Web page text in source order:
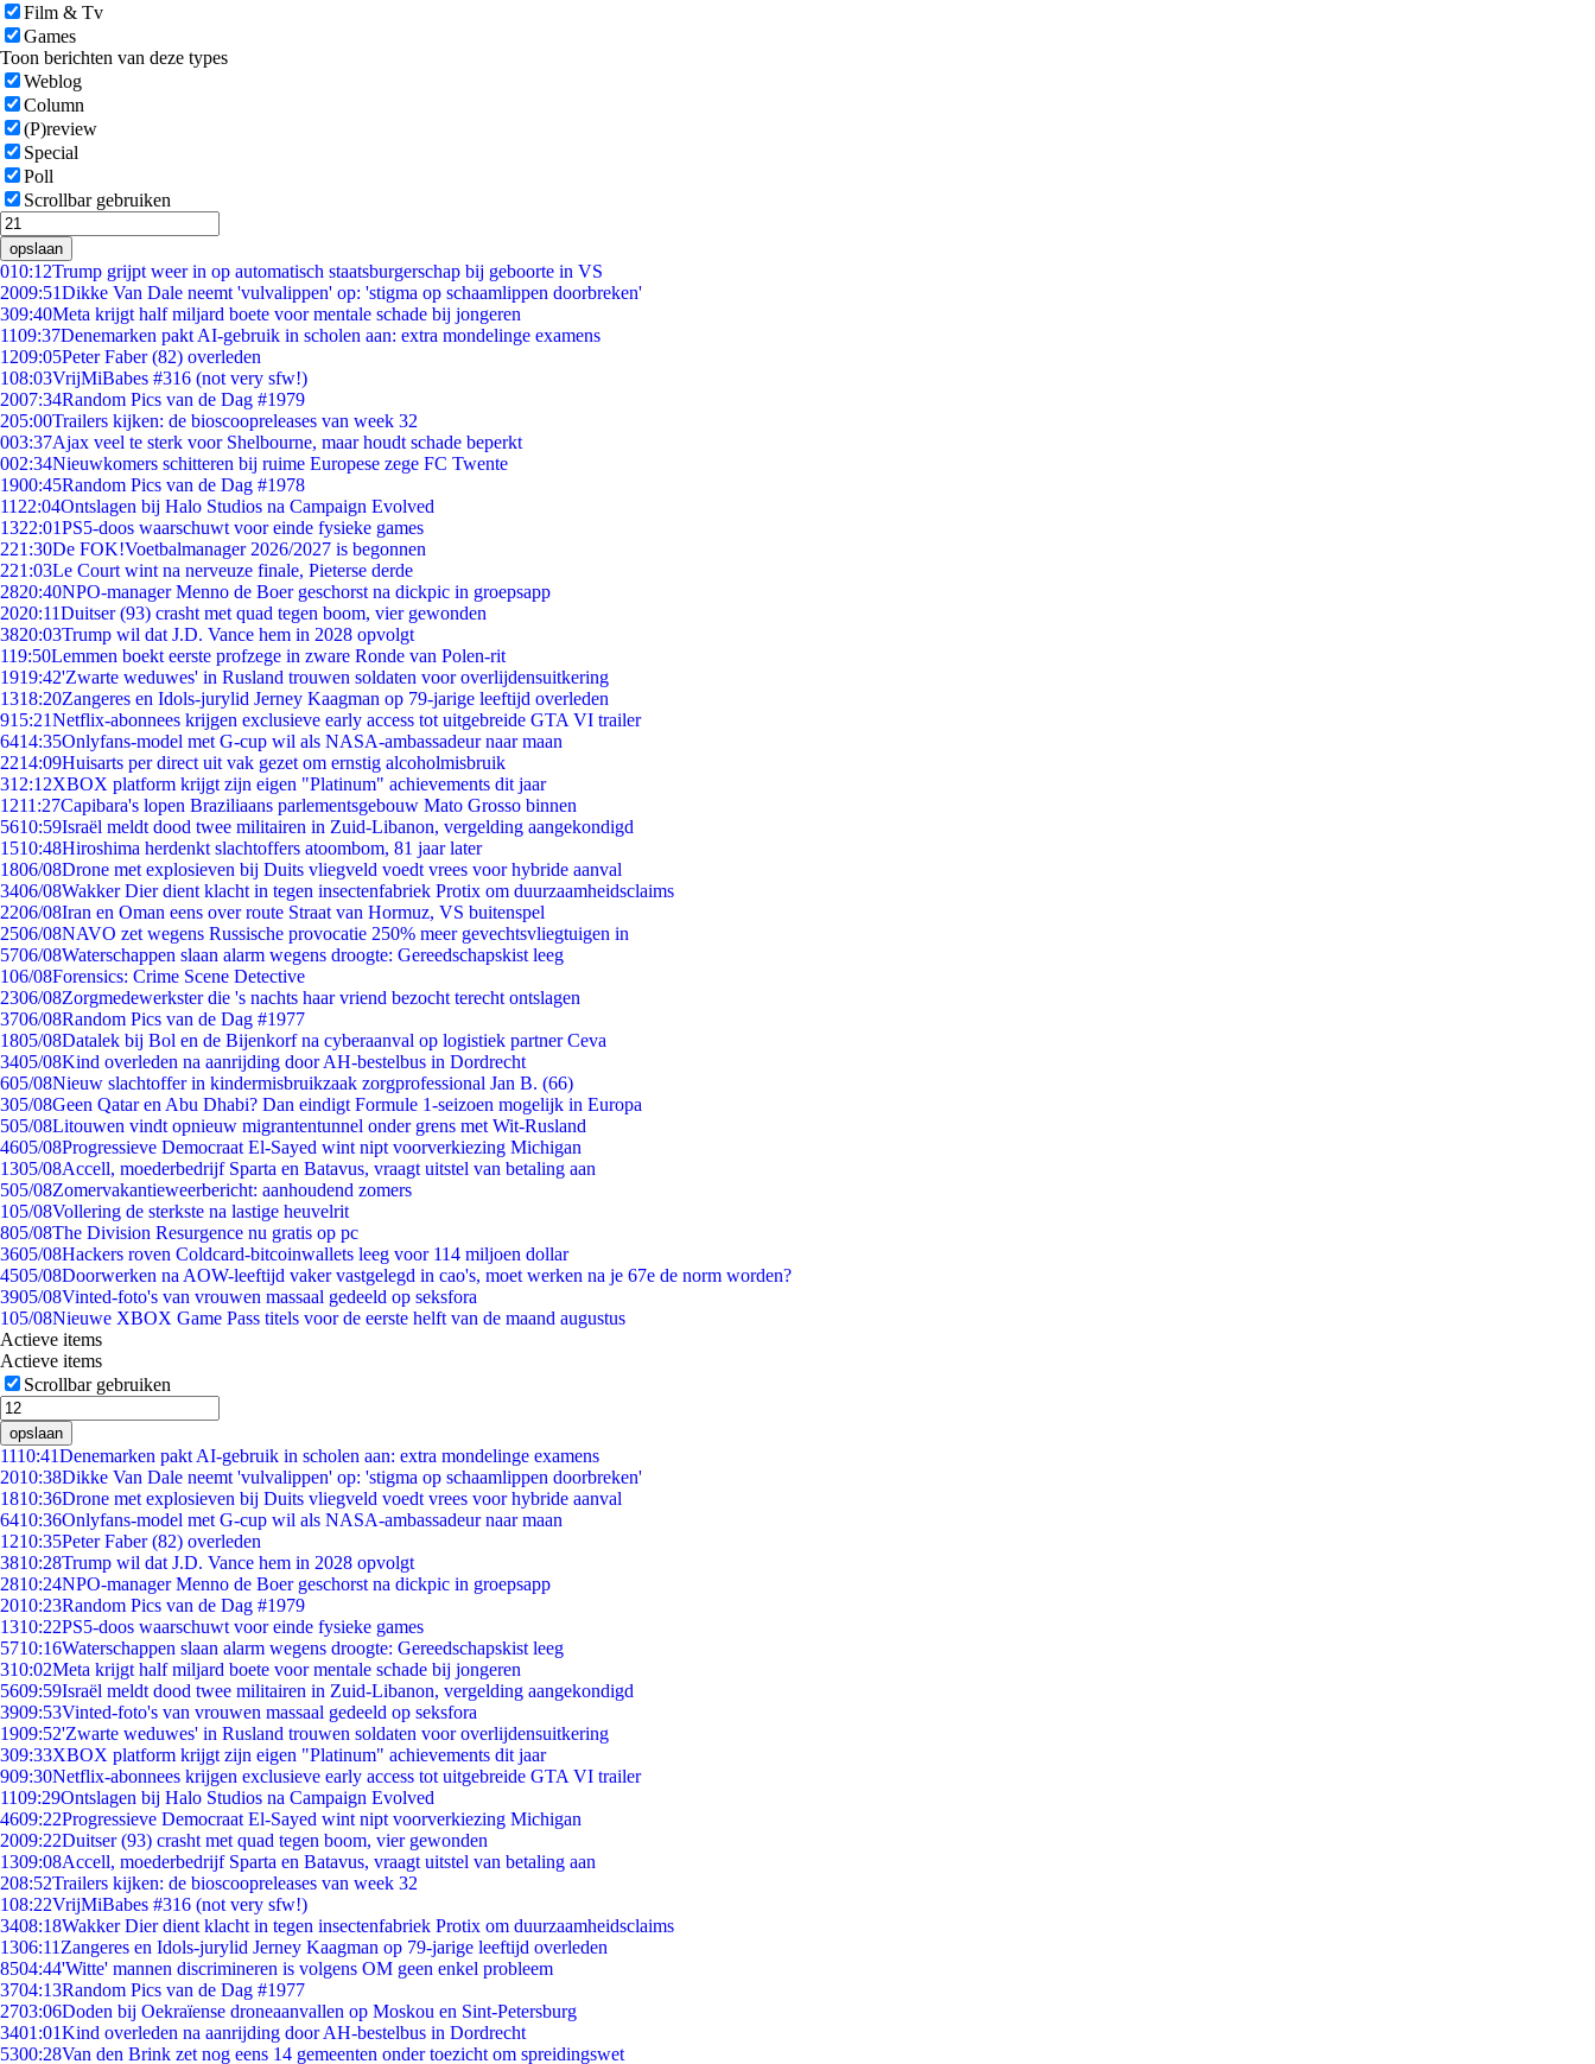
Film & Tv
Games
Toon berichten van deze types
Weblog
Column
(P)review
Special
Poll
Scrollbar gebruiken
opslaan
010:12Trump grijpt weer in op automatisch staatsburgerschap bij geboorte in VS
2009:51Dikke Van Dale neemt 'vulvalippen' op: 'stigma op schaamlippen doorbreken'
309:40Meta krijgt half miljard boete voor mentale schade bij jongeren
1109:37Denemarken pakt AI-gebruik in scholen aan: extra mondelinge examens
1209:05Peter Faber (82) overleden
108:03VrijMiBabes #316 (not very sfw!)
2007:34Random Pics van de Dag #1979
205:00Trailers kijken: de bioscoopreleases van week 32
003:37Ajax veel te sterk voor Shelbourne, maar houdt schade beperkt
002:34Nieuwkomers schitteren bij ruime Europese zege FC Twente
1900:45Random Pics van de Dag #1978
11 22:04Ontslagen bij Halo Studios na Campaign Evolved
1322:01PS5-doos waarschuwt voor einde fysieke games
221:30De FOK!Voetbalmanager 2026/2027 is begonnen
221:03Le Court wint na nerveuze finale, Pieterse derde
2820:40NPO-manager Menno de Boer geschorst na dickpic in groepsapp
2020:11Duitser (93) crasht met quad tegen boom, vier gewonden
3820:03Trump wil dat J.D. Vance hem in 2028 opvolgt
119:50Lemmen boekt eerste profzege in zware Ronde van Polen-rit
1919:42'Zwarte weduwes' in Rusland trouwen soldaten voor overlijdensuitkering
1318:20Zangeres en Idols-jurylid Jerney Kaagman op 79-jarige leeftijd overleden
915:21Netflix-abonnees krijgen exclusieve early access tot uitgebreide GTA VI trailer
6414:35Onlyfans-model met G-cup wil als NASA-ambassadeur naar maan
2214:09Huisarts per direct uit vak gezet om ernstig alcoholmisbruik
312:12XBOX platform krijgt zijn eigen "Platinum" achievements dit jaar
1211:27Capibara's lopen Braziliaans parlementsgebouw Mato Grosso binnen
5610:59Israël meldt dood twee militairen in Zuid-Libanon, vergelding aangekondigd
1510:48Hiroshima herdenkt slachtoffers atoombom, 81 jaar later
1806/08Drone met explosieven bij Duits vliegveld voedt vrees voor hybride aanval
3406/08Wakker Dier dient klacht in tegen insectenfabriek Protix om duurzaamheidsclaims
2206/08Iran en Oman eens over route Straat van Hormuz, VS buitenspel
2506/08NAVO zet wegens Russische provocatie 250% meer gevechtsvliegtuigen in
5706/08Waterschappen slaan alarm wegens droogte: Gereedschapskist leeg
106/08Forensics: Crime Scene Detective
2306/08Zorgmedewerkster die 's nachts haar vriend bezocht terecht ontslagen
3706/08Random Pics van de Dag #1977
1805/08Datalek bij Bol en de Bijenkorf na cyberaanval op logistiek partner Ceva
3405/08Kind overleden na aanrijding door AH-bestelbus in Dordrecht
605/08Nieuw slachtoffer in kindermisbruikzaak zorgprofessional Jan B. (66)
305/08Geen Qatar en Abu Dhabi? Dan eindigt Formule 1-seizoen mogelijk in Europa
505/08Litouwen vindt opnieuw migrantentunnel onder grens met Wit-Rusland
4605/08Progressieve Democraat El-Sayed wint nipt voorverkiezing Michigan
1305/08Accell, moederbedrijf Sparta en Batavus, vraagt uitstel van betaling aan
505/08Zomervakantieweerbericht: aanhoudend zomers
105/08Vollering de sterkste na lastige heuvelrit
805/08The Division Resurgence nu gratis op pc
3605/08Hackers roven Coldcard-bitcoinwallets leeg voor 114 miljoen dollar
4505/08Doorwerken na AOW-leeftijd vaker vastgelegd in cao's, moet werken na je 67e de norm worden?
3905/08Vinted-foto's van vrouwen massaal gedeeld op seksfora
105/08Nieuwe XBOX Game Pass titels voor de eerste helft van de maand augustus
Actieve items
Actieve items
Scrollbar gebruiken
opslaan
1110:41Denemarken pakt AI-gebruik in scholen aan: extra mondelinge examens
2010:38Dikke Van Dale neemt 'vulvalippen' op: 'stigma op schaamlippen doorbreken'
1810:36Drone met explosieven bij Duits vliegveld voedt vrees voor hybride aanval
6410:36Onlyfans-model met G-cup wil als NASA-ambassadeur naar maan
1210:35Peter Faber (82) overleden
3810:28Trump wil dat J.D. Vance hem in 2028 opvolgt
2810:24NPO-manager Menno de Boer geschorst na dickpic in groepsapp
2010:23Random Pics van de Dag #1979
1310:22PS5-doos waarschuwt voor einde fysieke games
5710:16Waterschappen slaan alarm wegens droogte: Gereedschapskist leeg
310:02Meta krijgt half miljard boete voor mentale schade bij jongeren
5609:59Israël meldt dood twee militairen in Zuid-Libanon, vergelding aangekondigd
3909:53Vinted-foto's van vrouwen massaal gedeeld op seksfora
1909:52'Zwarte weduwes' in Rusland trouwen soldaten voor overlijdensuitkering
309:33XBOX platform krijgt zijn eigen "Platinum" achievements dit jaar
909:30Netflix-abonnees krijgen exclusieve early access tot uitgebreide GTA VI trailer
1109:29Ontslagen bij Halo Studios na Campaign Evolved
4609:22Progressieve Democraat El-Sayed wint nipt voorverkiezing Michigan
2009:22Duitser (93) crasht met quad tegen boom, vier gewonden
1309:08Accell, moederbedrijf Sparta en Batavus, vraagt uitstel van betaling aan
208:52Trailers kijken: de bioscoopreleases van week 32
108:22VrijMiBabes #316 (not very sfw!)
3408:18Wakker Dier dient klacht in tegen insectenfabriek Protix om duurzaamheidsclaims
1306:11 Zangeres en Idols-jurylid Jerney Kaagman op 79-jarige leeftijd overleden
8504:44'Witte' mannen discrimineren is volgens OM geen enkel probleem
3704:13Random Pics van de Dag #1977
2703:06Doden bij Oekraïense droneaanvallen op Moskou en Sint-Petersburg
3401:01Kind overleden na aanrijding door AH-bestelbus in Dordrecht
5300:28Van den Brink zet nog eens 14 gemeenten onder toezicht om spreidingswet